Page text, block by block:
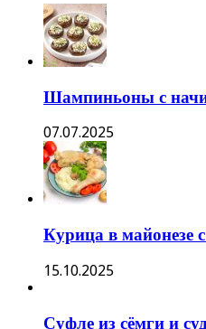
Шампиньоны с
07.07.2025
Курица в майонезе
15.10.2025
Суфле из сёмги и